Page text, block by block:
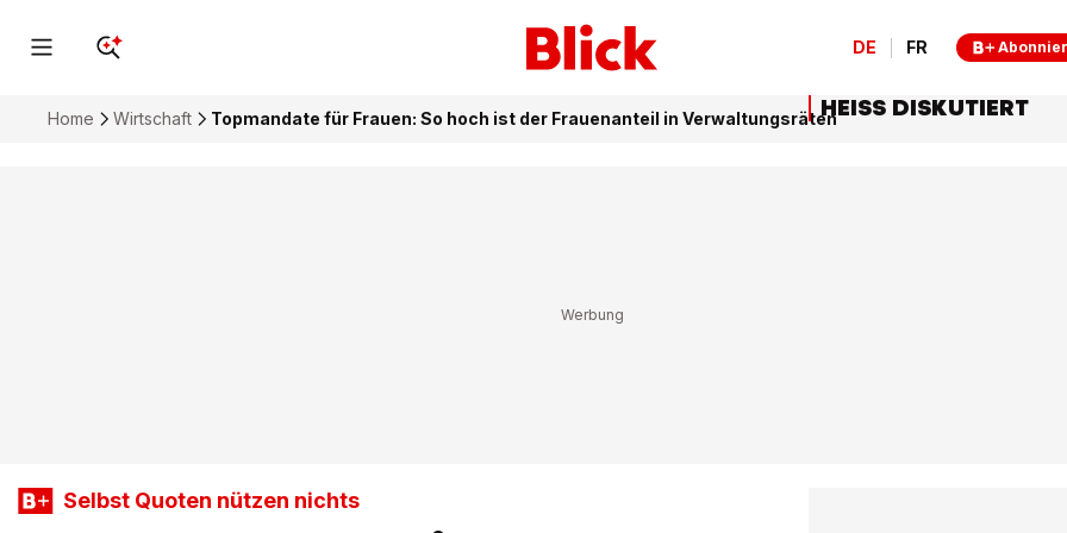
DE FR
Home Wirtschaft Topmandate für Frauen: So hoch ist der Frauenanteil in Verwaltungsräten
Selbst Quoten nützen nichts
HEISS DISKUTIERT